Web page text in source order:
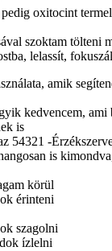
pedig oxitocint
szoktam tölteni
lelassít,
amik
kedvencem, ami
is
54321 -
is
körül
érinteni
szagolni
ízlelni